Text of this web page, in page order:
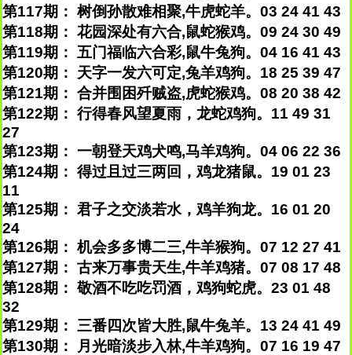
第117期： 树倒孙散难相聚,牛虎蛇羊。03 24 41 43
第118期： 花园深处有六合,鼠蛇猴鸡。09 24 30 49
第119期： 五门福临六合彩,鼠牛兔狗。04 16 41 43
第120期： 天字一发六可定,兔羊鸡狗。18 25 39 47
第121期： 合并围困歼贼盗,虎蛇猴鸡。08 20 38 42
第122期： 行得春风望夏雨，龙蛇鸡狗。11 49 31
27
第123期： 一朝登天鸡犬鸣,马羊鸡狗。04 06 22 36
第124期： 得过且过三两回，鸡龙猪鼠。19 01 23
11
第125期： 君子之交淡若水，鸡羊狗龙。16 01 20
24
第126期： 机会多多博二三,牛羊猴狗。07 12 27 41
第127期： 古来万事贵天生,牛羊鸡猪。07 08 17 48
第128期： 敬酒不吃吃罚酒，鸡狗蛇虎。23 01 48
32
第129期： 三番四次皆大胜,鼠牛兔羊。13 24 41 49
第130期： 月光暗淡步入林,牛羊鸡狗。07 16 19 47